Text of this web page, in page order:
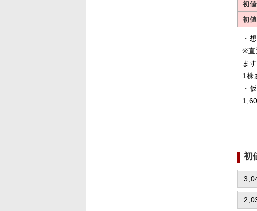
初値
初値
・
※直
ます
1株
・
初